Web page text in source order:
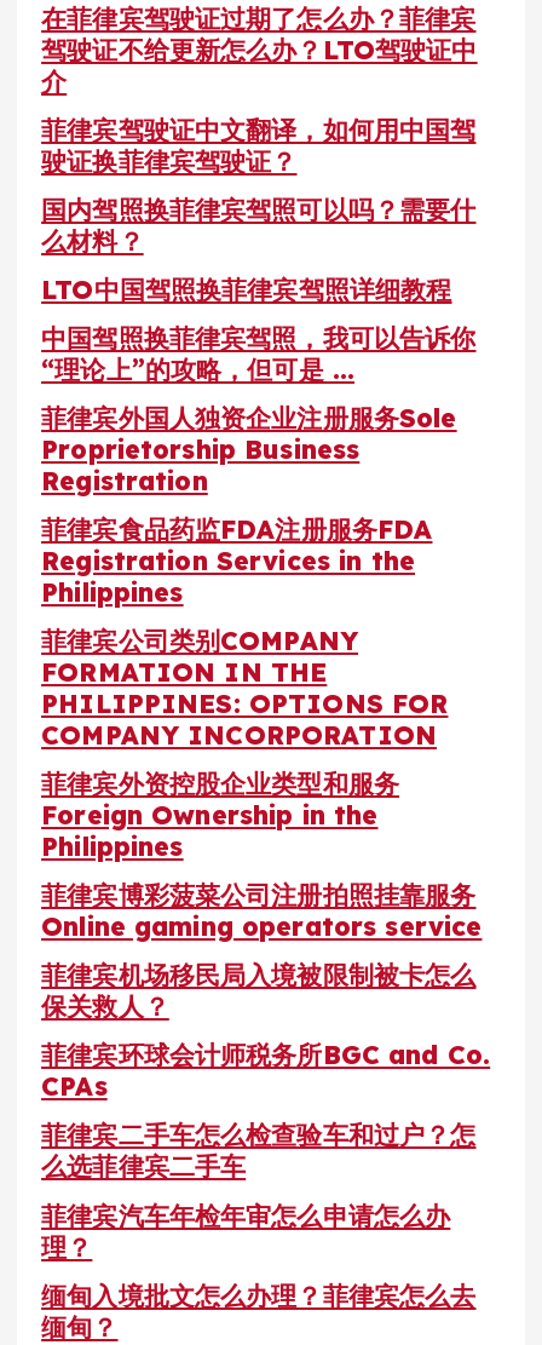
在菲律宾驾驶证过期了怎么办？菲律宾
驾驶证不给更新怎么办？LTO驾驶证中
介
菲律宾驾驶证中文翻译，如何用中国驾
驶证换菲律宾驾驶证？
国内驾照换菲律宾驾照可以吗？需要什
么材料？
LTO中国驾照换菲律宾驾照详细教程
中国驾照换菲律宾驾照，我可以告诉你
“理论上”的攻略，但可是 …
菲律宾外国人独资企业注册服务Sole
Proprietorship Business
Registration
菲律宾食品药监FDA注册服务FDA
Registration Services in the
Philippines
菲律宾公司类别COMPANY
FORMATION IN THE
PHILIPPINES: OPTIONS FOR
COMPANY INCORPORATION
菲律宾外资控股企业类型和服务
Foreign Ownership in the
Philippines
菲律宾博彩菠菜公司注册拍照挂靠服务
Online gaming operators service
菲律宾机场移民局入境被限制被卡怎么
保关救人？
菲律宾环球会计师税务所BGC and Co.
CPAs
菲律宾二手车怎么检查验车和过户？怎
么选菲律宾二手车
菲律宾汽车年检年审怎么申请怎么办
理？
缅甸入境批文怎么办理？菲律宾怎么去
缅甸？